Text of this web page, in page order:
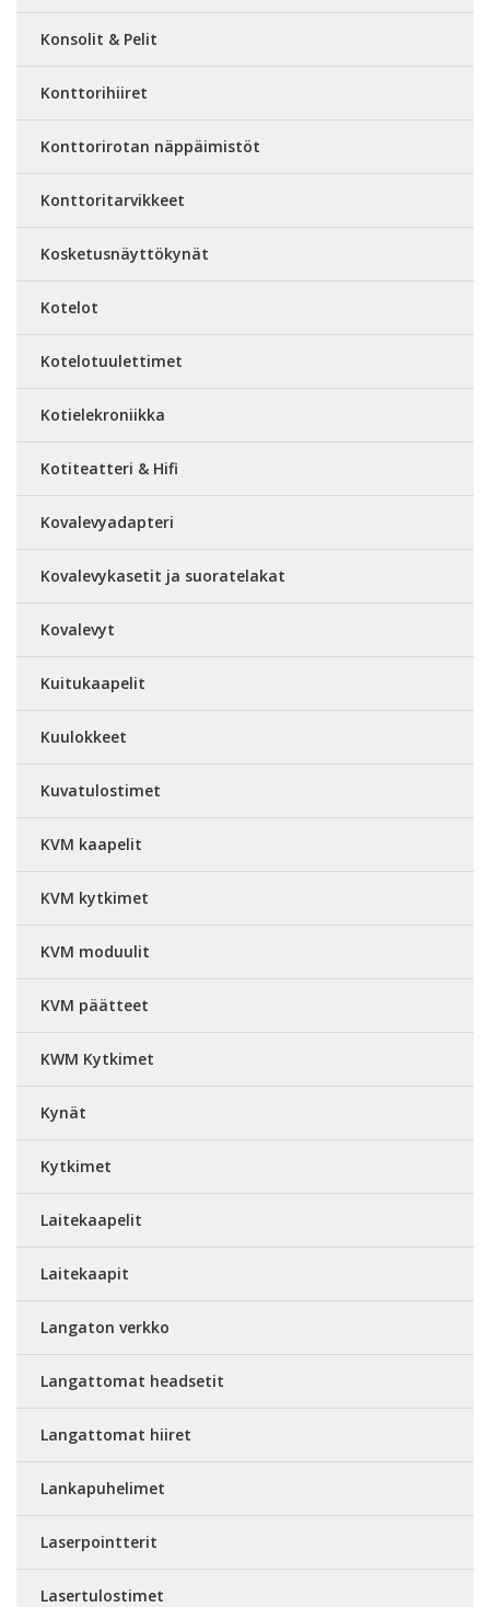
Konsolit & Pelit
Konttorihiiret
Konttorirotan näppäimistöt
Konttoritarvikkeet
Kosketusnäyttökynät
Kotelot
Kotelotuulettimet
Kotielekroniikka
Kotiteatteri & Hifi
Kovalevyadapteri
Kovalevykasetit ja suoratelakat
Kovalevyt
Kuitukaapelit
Kuulokkeet
Kuvatulostimet
KVM kaapelit
KVM kytkimet
KVM moduulit
KVM päätteet
KWM Kytkimet
Kynät
Kytkimet
Laitekaapelit
Laitekaapit
Langaton verkko
Langattomat headsetit
Langattomat hiiret
Lankapuhelimet
Laserpointterit
Lasertulostimet